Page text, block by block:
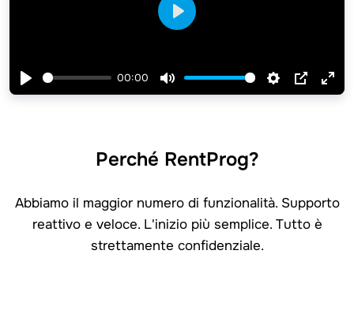
Play
00:00
Mute Settings
PIP
Play
Perché RentProg?
Abbiamo il maggior numero di funzionalità. Supporto
reattivo e veloce. L'inizio più semplice. Tutto è
strettamente confidenziale.